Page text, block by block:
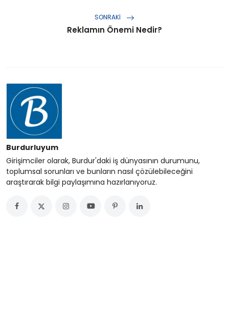
SONRAKI
Reklamın Önemi Nedir?
Burdurluyum
Girişimciler olarak, Burdur'daki iş dünyasının durumunu,
toplumsal sorunları ve bunların nasıl çözülebileceğini
araştırarak bilgi paylaşımına hazırlanıyoruz.